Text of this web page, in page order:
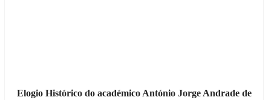
Elogio Histórico do académico António Jorge Andrade de